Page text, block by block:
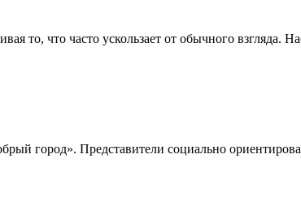
то, что часто ускользает от обычного взгляда.
город». Представители социально